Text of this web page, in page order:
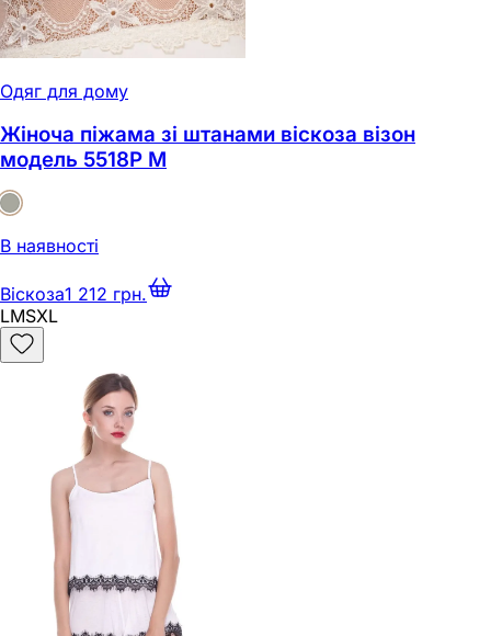
Одяг для дому
Жіноча піжама зі штанами віскоза візон
модель 5518Р M
В наявності
Віскоза1 212 грн.
LMSXL